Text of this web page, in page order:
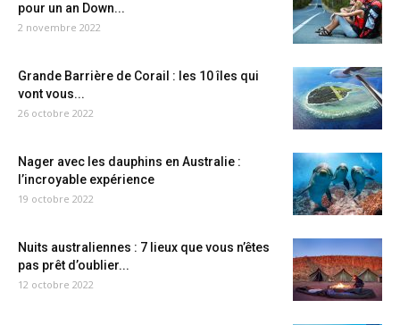
pour un an Down...
2 novembre 2022
Grande Barrière de Corail : les 10 îles qui
vont vous...
26 octobre 2022
Nager avec les dauphins en Australie :
l’incroyable expérience
19 octobre 2022
Nuits australiennes : 7 lieux que vous n’êtes
pas prêt d’oublier...
12 octobre 2022